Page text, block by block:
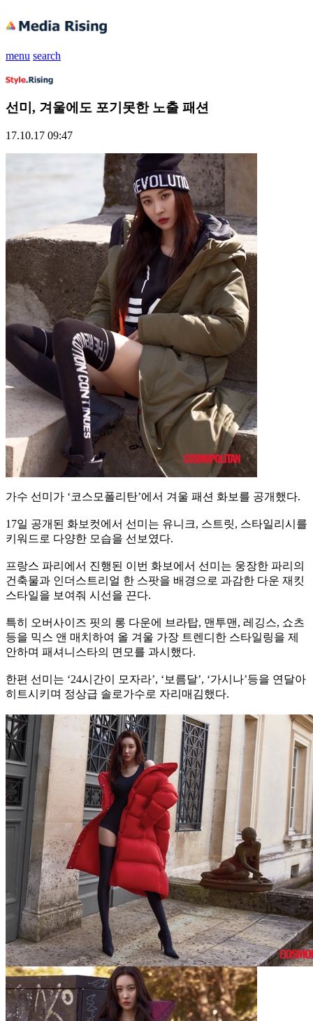
menu search
선미, 겨울에도 포기못한 노출 패션
17.10.17 09:47
가수 선미가 ‘코스모폴리탄’에서 겨울 패션 화보를 공개했다.
17일 공개된 화보컷에서 선미는 유니크, 스트릿, 스타일리시를
키워드로 다양한 모습을 선보였다.
프랑스 파리에서 진행된 이번 화보에서 선미는 웅장한 파리의
건축물과 인더스트리얼 한 스팟을 배경으로 과감한 다운 재킷
스타일을 보여줘 시선을 끈다.
특히 오버사이즈 핏의 롱 다운에 브라탑, 맨투맨, 레깅스, 쇼츠
등을 믹스 앤 매치하여 올 겨울 가장 트렌디한 스타일링을 제
안하며 패셔니스타의 면모를 과시했다.
한편 선미는 ‘24시간이 모자라’, ‘보름달’, ‘가시나’등을 연달아
히트시키며 정상급 솔로가수로 자리매김했다.